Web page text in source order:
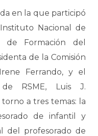
en la que participó
Nacional de
de Formación del
de la Comisión
Ferrando, y el
de RSME, Luis J.
a tres temas: la
de infantil y
del profesorado de